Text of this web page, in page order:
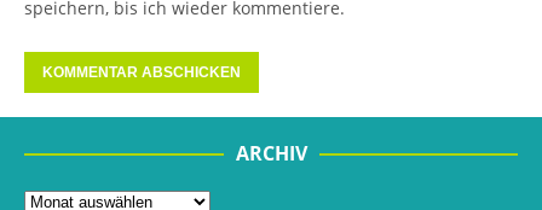
speichern, bis ich wieder kommentiere.
ARCHIV